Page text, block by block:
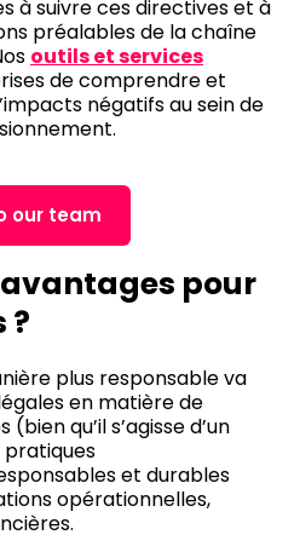
à suivre ces directives et à
préalables de la chaîne
outils et services
de comprendre et
négatifs au sein de
our team
pour
?
plus responsable va
en matière de
qu’il s’agisse d’un
et durables
opérationnelles,